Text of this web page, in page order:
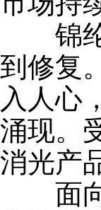
锦纶
到修复
入人心
涌现。
消光产
面向